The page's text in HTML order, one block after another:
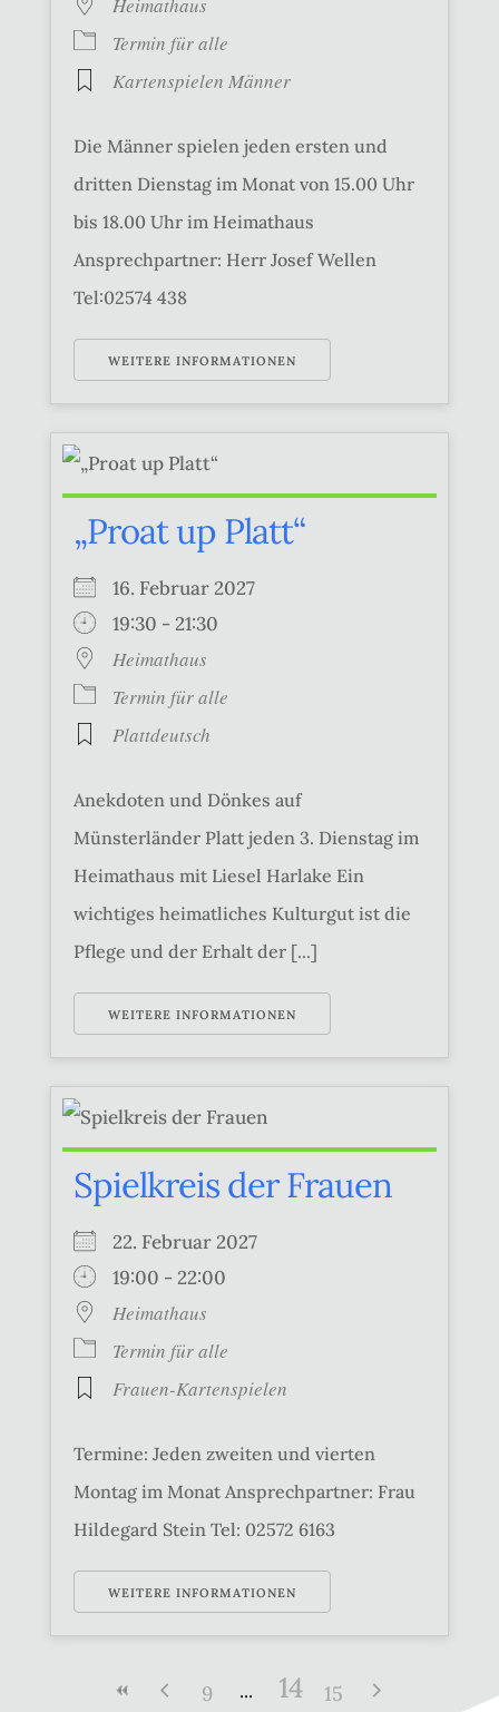
Termin für alle
Kartenspielen Männer
Die Männer spielen jeden ersten und
dritten Dienstag im Monat von 15.00 Uhr
bis 18.00 Uhr im Heimathaus
Ansprechpartner: Herr Josef Wellen
Tel:02574 438
WEITERE INFORMATIONEN
„Proat up Platt“
16. Februar 2027
19:30 - 21:30
Heimathaus
Termin für alle
Plattdeutsch
Anekdoten und Dönkes auf
Münsterländer Platt jeden 3. Dienstag im
Heimathaus mit Liesel Harlake Ein
wichtiges heimatliches Kulturgut ist die
Pflege und der Erhalt der [...]
WEITERE INFORMATIONEN
Spielkreis der Frauen
22. Februar 2027
19:00 - 22:00
Heimathaus
Termin für alle
Frauen-Kartenspielen
Termine: Jeden zweiten und vierten
Montag im Monat Ansprechpartner: Frau
Hildegard Stein Tel: 02572 6163
WEITERE INFORMATIONEN
9 14 15